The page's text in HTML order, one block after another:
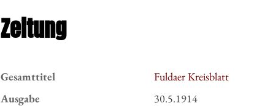
Zeitung
Gesamttitel
Fuldaer Kreisblatt
Ausgabe
30.5.1914